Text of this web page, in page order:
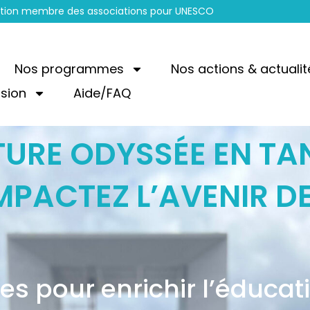
membre des associations pour UNESCO
Nos programmes
Nos actions &
Aide/FAQ
ODYSSÉE EN
L’AVENIR
pour enrichir